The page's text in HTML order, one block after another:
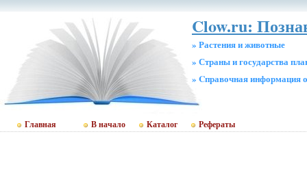
Clow.ru:
» Растения и животные
» Страны и государства
» Cправочная информация
Главная В начало Каталог Рефераты